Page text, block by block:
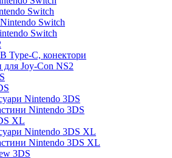
Switch
Switch
Switch
Type-C, конектори
для Joy-Con NS2
Nintendo 3DS
Nintendo 3DS
XL
Nintendo 3DS XL
Nintendo 3DS XL
3DS